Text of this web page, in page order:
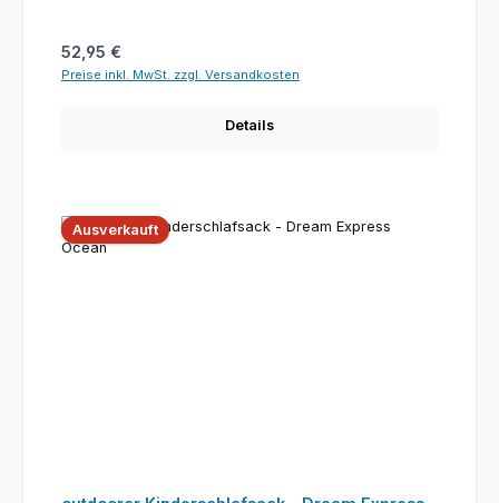
Regulärer Preis:
52,95 €
Preise inkl. MwSt. zzgl. Versandkosten
Details
Ausverkauft